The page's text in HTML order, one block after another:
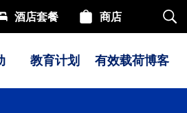
酒店套餐 商店
搜
索
们
的
教育计划 有效载荷博客